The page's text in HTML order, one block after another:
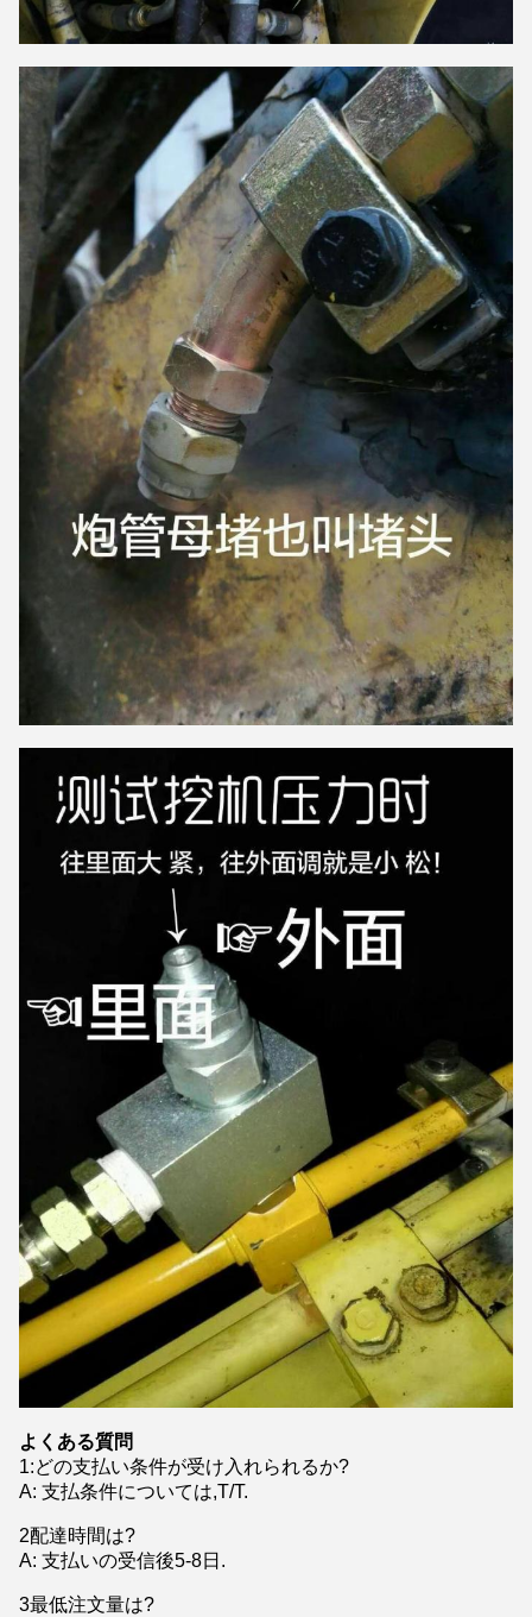
よくある質問
1:どの支払い条件が受け入れられるか?
A: 支払条件については,T/T.
2配達時間は?
A: 支払いの受信後5-8日.
3最低注文量は?